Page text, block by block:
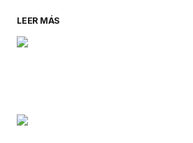
LEER MÁS